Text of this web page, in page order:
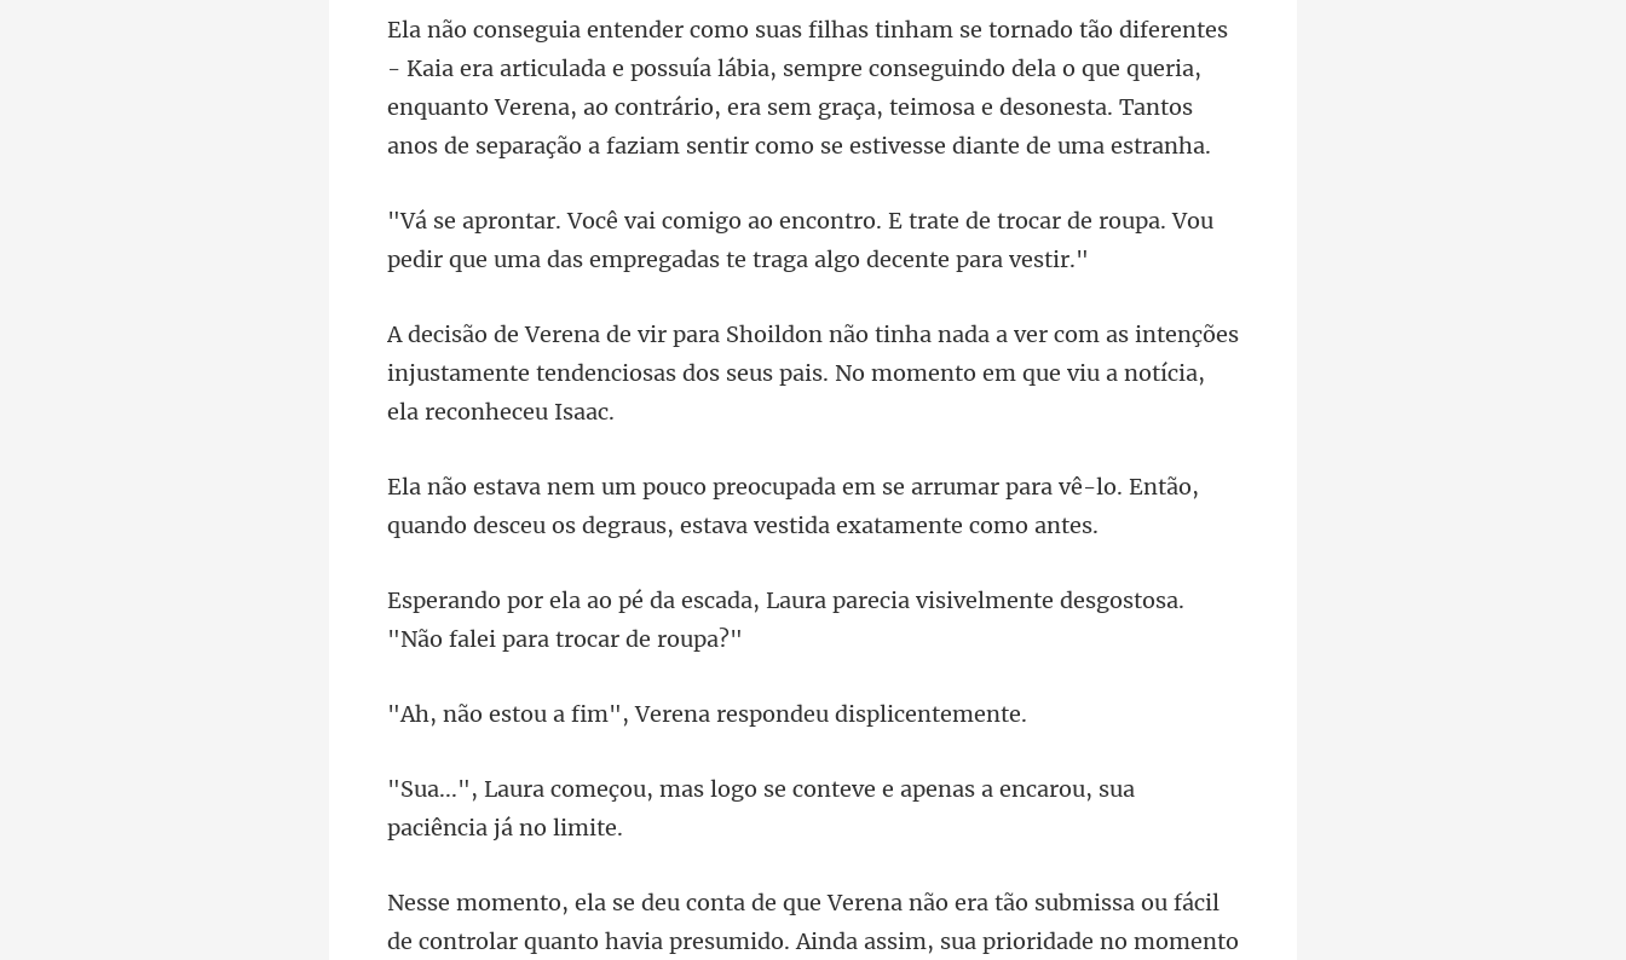
possuía lábia, sempre conseguindo dela o que queria,
enquanto Verena, ao contrário, era sem graça, te
trate de trocar de roupa. Vou
pedir que uma da
ver com as intenções
injustamente tendenciosas dos seus pa
arrumar para vê-lo. Então,
quando desceu os d
Laura parecia visivelmente desgosto
m", Verena responde
go se conteve e apenas a encaro
u fácil
de controlar quanto havia presumido. Ainda assim, sua priori